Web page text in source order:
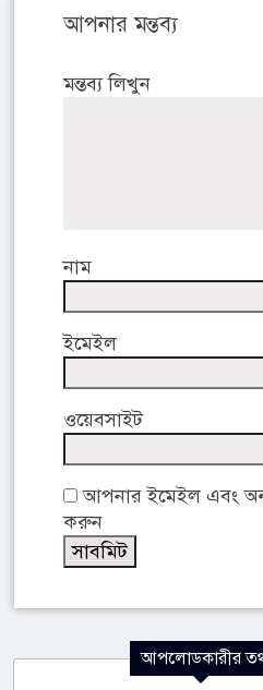
আপনার মন্তব্য
মন্তব্য লিখুন
নাম
ইমেইল
ওয়েবসাইট
আপনার ইমেইল এবং
করুন
আপলোডকারীর